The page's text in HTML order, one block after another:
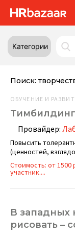
Категории
Поиск:
ОБУЧЕНИЕ И
Провайдер:
Повысить
(ценностей,
Стоимость: от 1500
участник....
В западных
рисовать –